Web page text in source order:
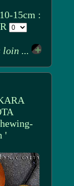
15cm :
loin ...
'